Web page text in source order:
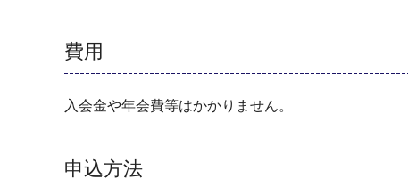
費用
入会金や年会費等はかかりません。
申込方法